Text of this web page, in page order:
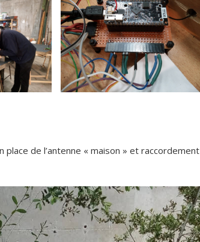
de l’antenne « maison » et raccordement